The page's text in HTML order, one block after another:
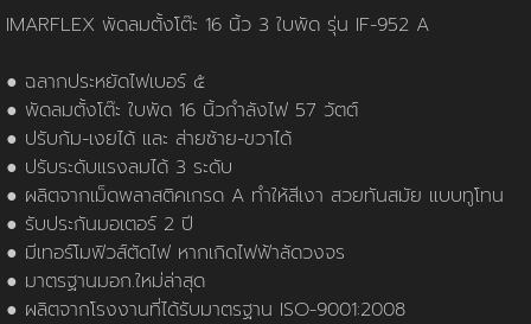
ทวียนต์ 53 สาขา
ผลงานของเรา
สมัครงาน